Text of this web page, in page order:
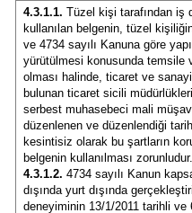
4.3.1.1. Tüzel kişi tarafından iş
kullanılan belgenin, tüzel
ve 4734 sayılı Kanuna göre
yürütülmesi konusunda temsile
olması halinde, ticaret ve
bulunan ticaret sicili
serbest muhasebeci mali
düzenlenen ve düzenlendiği
kesintisiz olarak bu şartların
belgenin kullanılması zorunludur.
4.3.1.2. 4734 sayılı Kanun
dışında yurt dışında
deneyiminin 13/1/2011 tarihli ve